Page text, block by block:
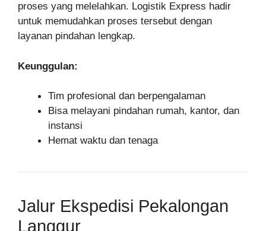
proses yang melelahkan. Logistik Express hadir
untuk memudahkan proses tersebut dengan
layanan pindahan lengkap.
Keunggulan:
Tim profesional dan berpengalaman
Bisa melayani pindahan rumah, kantor, dan
instansi
Hemat waktu dan tenaga
Jalur Ekspedisi Pekalongan
Langgur